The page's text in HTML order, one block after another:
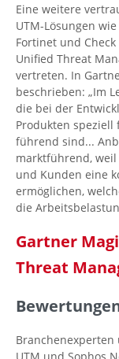
Eine weitere
UTM-Lösungen
Fortinet und
Unified Threat
vertreten. In
beschrieben: „Im
die bei der
Produkten
führend sind...
marktführend,
und Kunden eine
ermöglichen,
die
Gartner
Threat
UTM und Sophos